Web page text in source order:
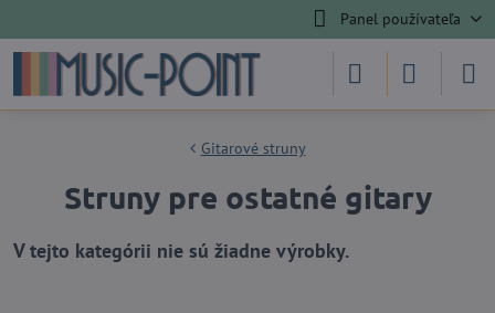
Panel používateľa
Gitarové struny
Struny pre ostatné gitary